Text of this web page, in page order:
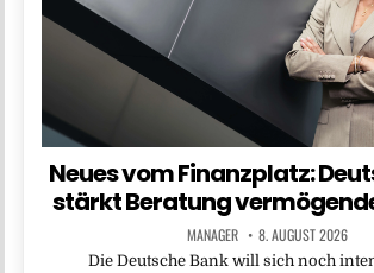
Neues vom Finanzplatz:
stärkt Beratung
MANAGER 8. AUGUST 2026
Die Deutsche Bank will sich noch